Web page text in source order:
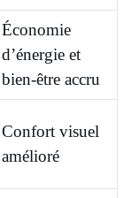
Économie
d’énergie et
bien-être accru
Confort visuel
amélioré